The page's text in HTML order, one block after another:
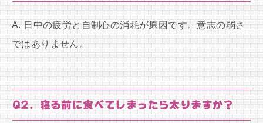
A. 日中の疲労と自制心の消耗が原因です。意志の弱さ
ではありません。
Q2. 寝る前に食べてしまったら太りますか？